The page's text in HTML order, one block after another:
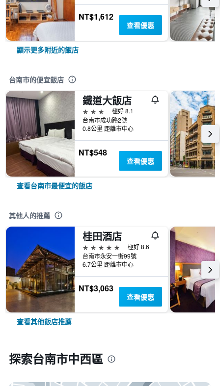
NT$1,612
查看優惠
顯示更多附近的飯店
台南市的便宜飯店
鐵道大飯店
3星級
極好 8.1
台南市成功路2號
0.8公里 距離市中心
NT$548
查看優惠
查看台南市最便宜的飯店
其他人的推薦
桂田酒店
5星級
極好 8.6
台南市永安一街99號
6.7公里 距離市中心
NT$3,063
查看優惠
查看其他飯店推薦
探索台南市中西區